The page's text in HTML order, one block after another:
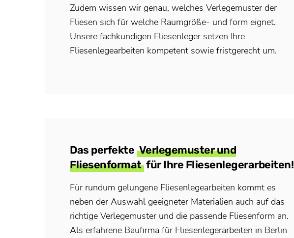
Zudem wissen wir genau, welches Verlegemuster der
Fliesen sich für welche Raumgröße- und form eignet.
Unsere fachkundigen Fliesenleger setzen Ihre
Fliesenlegearbeiten kompetent sowie fristgerecht um.
Das perfekte Verlegemuster und
Fliesenformat für Ihre Fliesenlegerarbeiten!
Für rundum gelungene Fliesenlegearbeiten kommt es
neben der Auswahl geeigneter Materialien auch auf das
richtige Verlegemuster und die passende Fliesenform an.
Als erfahrene Baufirma für Fliesenlegerarbeiten in Berlin